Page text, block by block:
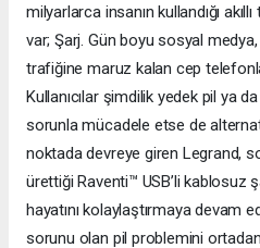
milyarlarca insanın kullandığı
var; Şarj. Gün boyu sosyal
trafiğine maruz kalan cep
Kullanıcılar şimdilik yedek pil ya
sorunla mücadele etse de
noktada devreye giren Legrand,
ürettiği Raventi™ USB’li kablosuz
hayatını kolaylaştırmaya devam
sorunu olan pil problemini ortadan